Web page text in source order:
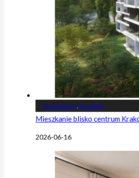
Deweloperzy, Poradniki
Mieszkanie blisko centrum
2026-06-16